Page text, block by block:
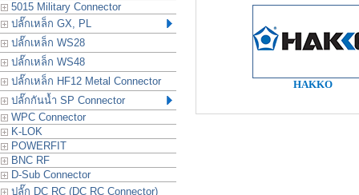
5015 Military Connector
ปลั๊กเหล็ก GX, PL
ปลั๊กเหล็ก WS28
ปลั๊กเหล็ก WS48
ปลั๊กเหล็ก HF12 Metal Connector
ปลั๊กกันน้ำ SP Connector
WPC Connector
K-LOK
POWERFIT
BNC RF
D-Sub Connector
ปลั๊ก DC RC (DC RC Connector)
HAKKO